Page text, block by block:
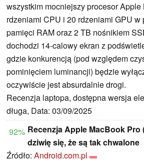
wszystkim mocniejszy procesor Apple
rdzeniami CPU i 20 rdzeniami GPU w
pamięci RAM oraz 2 TB nośnikiem
dochodzi 14-calowy ekran z
gdzie konkurencją (pod względem
pominięciem luminancji) będzie
oczywiście jest absurdalnie drogi.
Recenzja laptopa, dostępna wersja
długa, Data: 03/09/2025
92% Recenzja Apple MacBook Pro
dziwię się, że są tak chwalone
Źródło: Android.com.pl